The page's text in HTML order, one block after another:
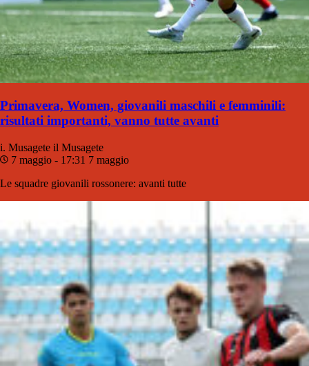
Primavera, Women, giovanili maschili e femminili:
risultati importanti, vanno tutte avanti
i. Musagete il Musagete
7 maggio - 17:31 7 maggio
Le squadre giovanili rossonere: avanti tutte